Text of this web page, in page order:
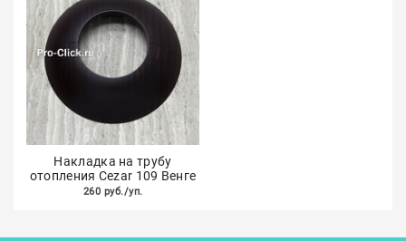
Накладка на трубу
отопления Cezar 109 Венге
260 руб./уп.